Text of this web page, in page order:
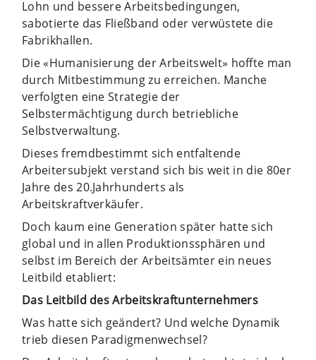
Lohn und bessere Arbeitsbedingungen,
sabotierte das Fließband oder verwüstete die
Fabrikhallen.
Die «Humanisierung der Arbeitswelt» hoffte man
durch Mitbestimmung zu erreichen. Manche
verfolgten eine Strategie der
Selbstermächtigung durch betriebliche
Selbstverwaltung.
Dieses fremdbestimmt sich entfaltende
Arbeitersubjekt verstand sich bis weit in die 80er
Jahre des 20.Jahrhunderts als
Arbeitskraftverkäufer.
Doch kaum eine Generation später hatte sich
global und in allen Produktionssphären und
selbst im Bereich der Arbeitsämter ein neues
Leitbild etabliert:
Das Leitbild des Arbeitskraftunternehmers
Was hatte sich geändert? Und welche Dynamik
trieb diesen Paradigmenwechsel?